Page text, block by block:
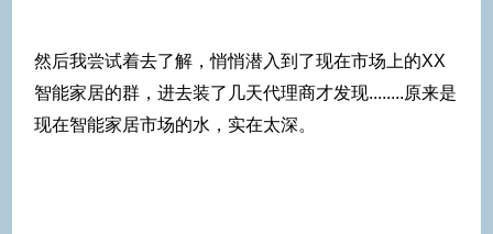
然后我尝试着去了解，悄悄潜入到了现在市场上的XX
智能家居的群，进去装了几天代理商才发现........原来是
现在智能家居市场的水，实在太深。